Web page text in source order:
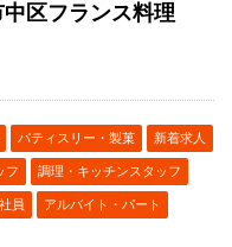
中区フランス料理
パティスリー・製菓 新着求人
フ 調理・キッチンスタッフ
員 アルバイト・パート